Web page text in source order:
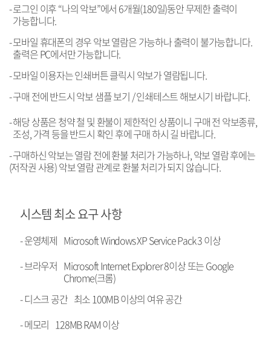
-로그인 이후 “나의 악보”에서 6개월(180일)동안 무제한 출력이
가능합니다.
-모바일 휴대폰의 경우 악보 열람은 가능하나 출력이 불가능합니다.
출력은 PC에서만 가능합니다.
- 모바일 이용자는 인쇄버튼 클릭시 악보가 열람됩니다.
-구매 전에 반드시 악보 샘플 보기 / 인쇄테스트 해보시기 바랍니다.
-해당 상품은 청약 철 및 환불이 제한적인 상품이니 구매 전 악보종류,
조성, 가격 등을 반드시 확인 후에 구매 하시 길 바랍니다.
- 구매하신 악보는 열람 전에 환불 처리가 가능하나, 악보 열람 후에는
(저작권 사용) 악보 열람 관계로 환불 처리가 되지 않습니다.
시스템 최소 요구 사항
- 운영체제 Microsoft Windows XP Service Pack 3 이상
- 브라우저 Microsoft Internet Explorer 8이상 또는 Google
Chrome(크롬)
- 디스크 공간 최소 100MB 이상의 여유 공간
- 메모리 128MB RAM 이상